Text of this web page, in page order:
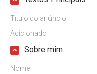
Título do anúncio
Adicionado
Sobre mim
Nome